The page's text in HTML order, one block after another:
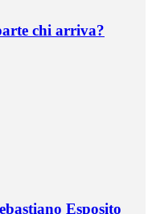
chi arriva?
Esposito